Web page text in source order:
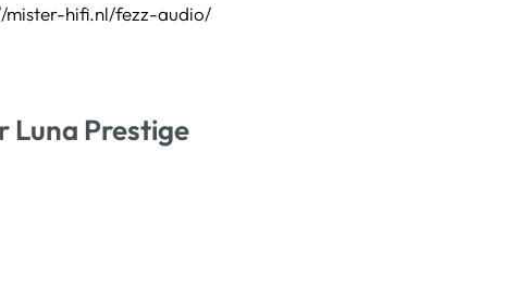
mister-hifi.nl/fezz-audio/
Luna Prestige